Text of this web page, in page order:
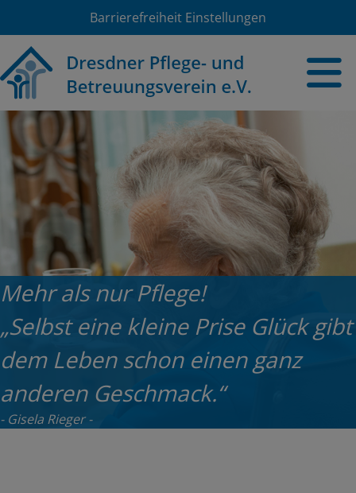
Barrierefreiheit Einstellungen
Mehr als nur Pflege!
„Selbst eine kleine Prise Glück gibt
dem Leben schon einen ganz
anderen Geschmack.“
Gisela Rieger